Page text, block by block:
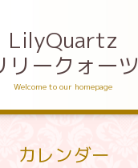
LilyQuartz
リークォーツ
Welcome to our homepage
カレンダー